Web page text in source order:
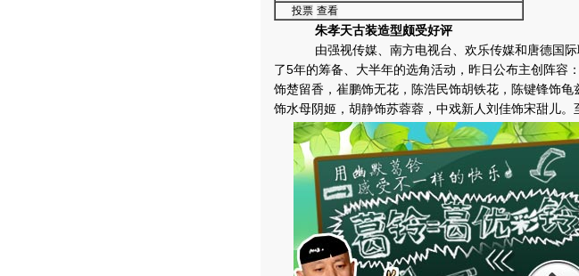
朱孝天古装造型颇受好评
由强视传媒、南方电视台、欢乐传媒和唐德国际
了5年的筹备、大半年的选角活动，昨日公布主创阵容
饰楚留香，崔鹏饰无花，陈浩民饰胡铁花，陈键锋饰
饰水母阴姬，胡静饰苏蓉蓉，中戏新人刘佳饰宋甜儿。